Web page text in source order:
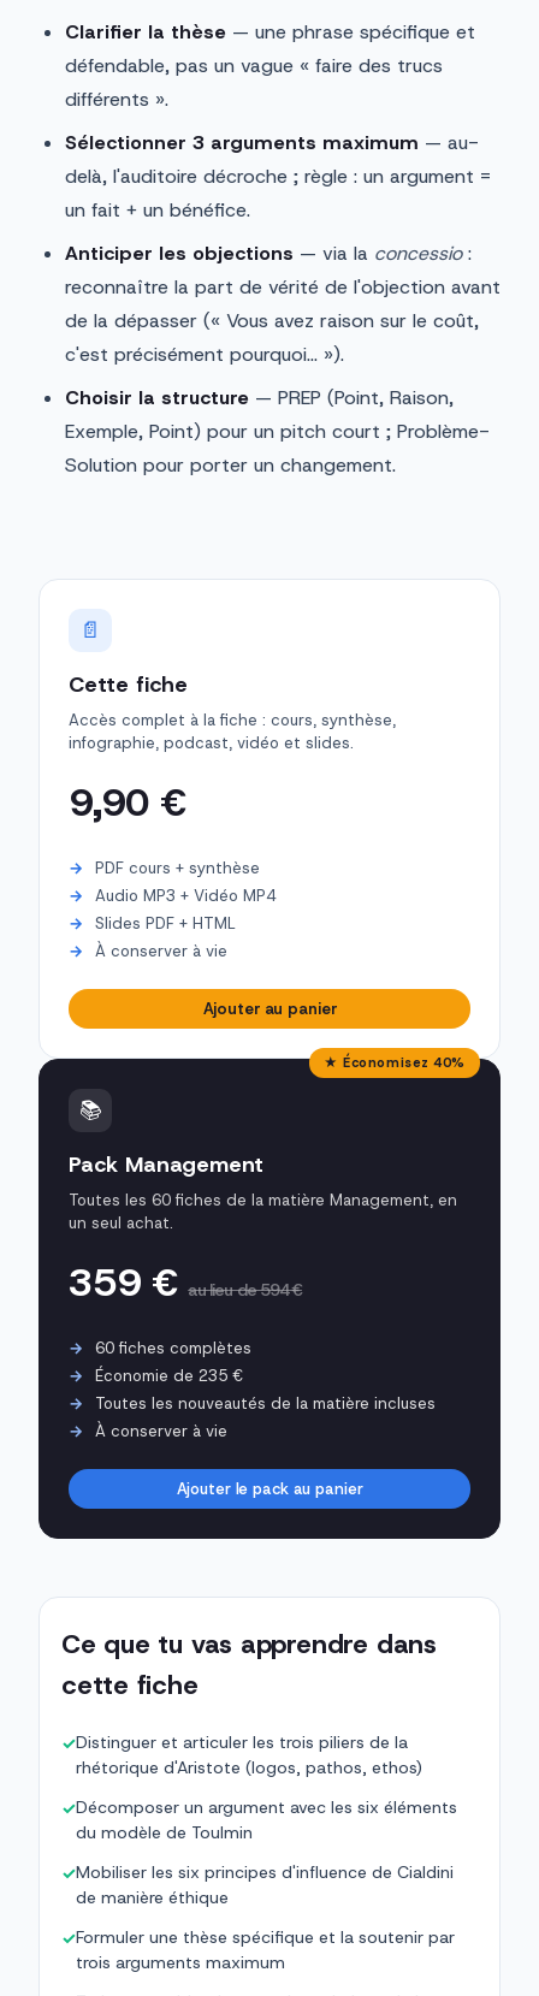
Clarifier la thèse — une phrase spécifique et
défendable, pas un vague « faire des trucs
différents ».
Sélectionner 3 arguments maximum — au-
delà, l'auditoire décroche ; règle : un argument =
un fait + un bénéfice.
Anticiper les objections — via la concessio:
reconnaître la part de vérité de l'objection avant
de la dépasser (« Vous avez raison sur le coût,
c'est précisément pourquoi… »).
Choisir la structure — PREP (Point, Raison,
Exemple, Point) pour un pitch court ; Problème-
Solution pour porter un changement.
📄
Cette fiche
Accès complet à la fiche : cours, synthèse,
infographie, podcast, vidéo et slides.
9,90 €
PDF cours + synthèse
Audio MP3 + Vidéo MP4
Slides PDF + HTML
À conserver à vie
Ajouter au panier
★ Économisez 40%
📚
Pack Management
Toutes les 60 fiches de la matière Management, en
un seul achat.
359 €au lieu de 594 €
60 fiches complètes
Économie de 235 €
Toutes les nouveautés de la matière incluses
À conserver à vie
Ajouter le pack au panier
Ce que tu vas apprendre dans
cette fiche
✓Distinguer et articuler les trois piliers de la
rhétorique d'Aristote (logos, pathos, ethos)
✓Décomposer un argument avec les six éléments
du modèle de Toulmin
✓Mobiliser les six principes d'influence de Cialdini
de manière éthique
✓Formuler une thèse spécifique et la soutenir par
trois arguments maximum